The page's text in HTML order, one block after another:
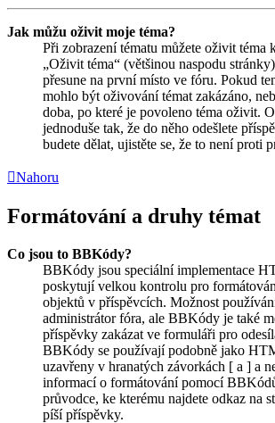
Jak můžu oživit moje téma?
Při zobrazení tématu můžete oživit téma
„Oživit téma“ (většinou naspodu
přesune na první místo ve fóru. Pokud
mohlo být oživování témat zakázáno,
doba, po které je povoleno téma oživit.
jednoduše tak, že do něho odešlete
budete dělat, ujistěte se, že to není proti
Nahoru
Formátování a druhy témat
Co jsou to BBKódy?
BBKódy jsou speciální implementace
poskytují velkou kontrolu pro
objektů v příspěvcích. Možnost
administrátor fóra, ale BBKódy je také
příspěvky zakázat ve formuláři pro
BBKódy se používají podobně jako
uzavřeny v hranatých závorkách [ a ] a
informací o formátování pomocí
průvodce, ke kterému najdete odkaz na
píší příspěvky.